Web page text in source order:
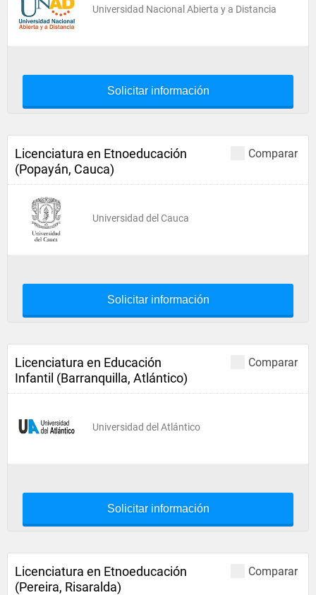
Universidad Nacional Abierta y a Distancia
Solicitar información
Comparar
Licenciatura en Etnoeducación
(Popayán, Cauca)
Universidad del Cauca
Solicitar información
Comparar
Licenciatura en Educación
Infantil (Barranquilla, Atlántico)
Universidad del Atlántico
Solicitar información
Comparar
Licenciatura en Etnoeducación
(Pereira, Risaralda)